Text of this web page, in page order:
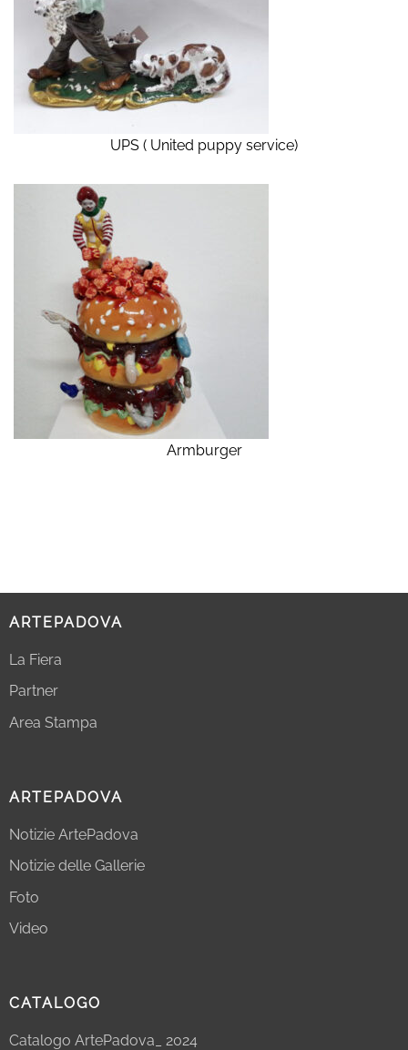
UPS ( United puppy service)
Armburger
ARTEPADOVA
La Fiera
Partner
Area Stampa
ARTEPADOVA
Notizie ArtePadova
Notizie delle Gallerie
Foto
Video
CATALOGO
Catalogo ArtePadova_ 2024